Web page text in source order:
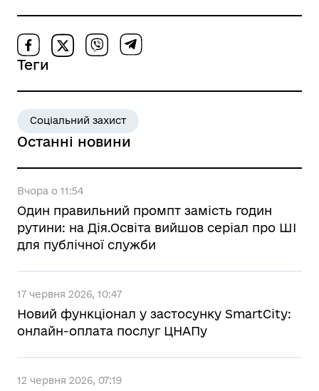
Теги
Соціальний захист
Останні новини
Вчора о 11:54
Один правильний промпт замість годин
рутини: на Дія.Освіта вийшов серіал про ШІ
для публічної служби
17 червня 2026, 10:47
Новий функціонал у застосунку SmartCity:
онлайн-оплата послуг ЦНАПу
12 червня 2026, 07:19